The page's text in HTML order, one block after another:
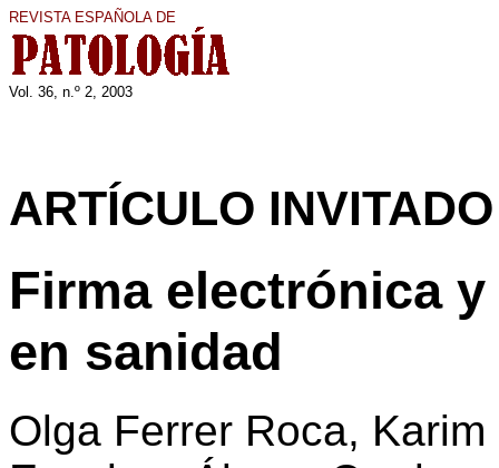
REVISTA ESPAÑOLA DE
Vol. 36, n.º 2, 2003
ARTÍCULO INVITADO
Firma electrónica
en sanidad
Olga Ferrer Roca,